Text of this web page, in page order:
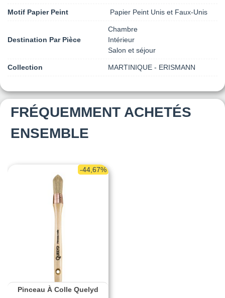
Motif Papier Peint Papier Peint Unis et Faux-Unis
Destination Par Pièce
Chambre
Intérieur
Salon et séjour
Collection MARTINIQUE - ERISMANN
FRÉQUEMMENT ACHETÉS
ENSEMBLE
-44,67%
Pinceau À Colle Quelyd